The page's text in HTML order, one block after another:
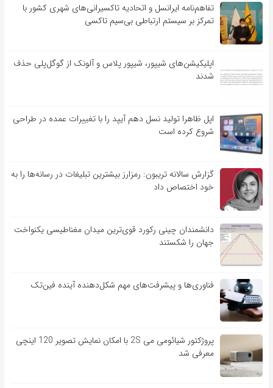
تفاهم‌نامه‌ ایرانسل و اتحادیه تاکسیرانی‌های شهری کشور با
تمرکز بر سیستم ارتباطی بی‌سیم تاکسی
اپلیکیشن‌های شیپور، شیپور پلاس و آلونک از گوگل‌پلی حذف
شدند
اپل ظاهرا تولید نسل دهم آیپد را با تغییرات عمده در طراحی
شروع کرده است
گزارش سالانه تریبون: رمزارز بیشترین تبلیغات در رسانه‌ها را به
خود اختصاص داد
دانشمندان چینی رکورد قوی‌ترین میدان مغناطیسی یکنواخت
جهان را شکستند
فناوری‌ها و پیشرفت‌های مهم شکل‌دهنده آینده فین‌تک
پروژکتور شیائومی می 2S با امکان نمایش تصویر 120 اینچی
معرفی شد